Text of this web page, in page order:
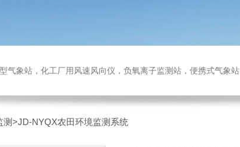
站，化工厂用风速风向仪，负氧离子监测站，便携式气象站，水位监测站
测>JD-NYQX农田环境监测系统